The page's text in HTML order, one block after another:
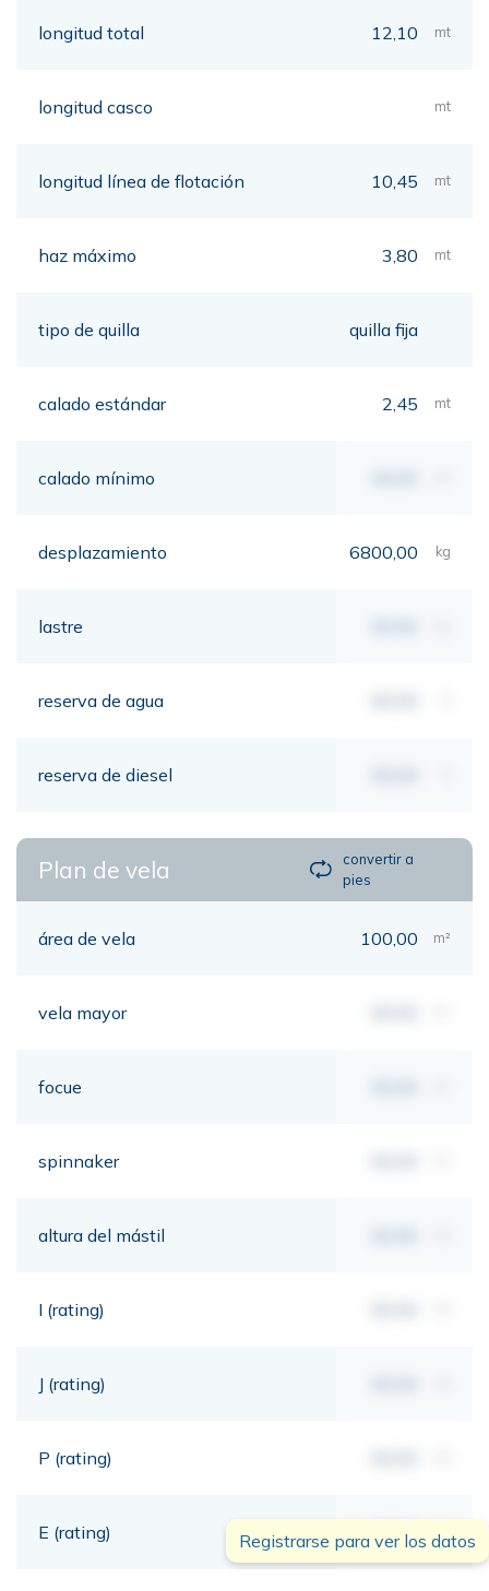
longitud total 12,10 mt
longitud casco mt
longitud línea de flotación 10,45 mt
haz máximo 3,80 mt
tipo de quilla quilla fija
calado estándar 2,45 mt
calado mínimo
desplazamiento 6800,00 kg
lastre
reserva de agua
reserva de diesel
Plan de vela
convertir a
pies
área de vela 100,00 m²
vela mayor
focue
spinnaker
altura del mástil
I (rating)
J (rating)
P (rating)
E (rating) 00,00 mt
Registrarse para ver los datos